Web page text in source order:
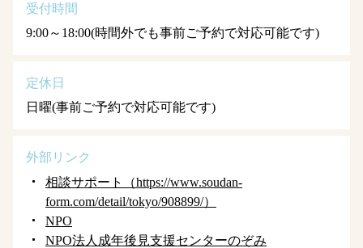
受付時間
9:00～18:00(時間外でも事前ご予約で対応可能です)
定休日
日曜(事前ご予約で対応可能です)
外部リンク
相談サポート（https://www.soudan-
form.com/detail/tokyo/908899/）
NPO
NPO法人成年後見支援センターのぞみ